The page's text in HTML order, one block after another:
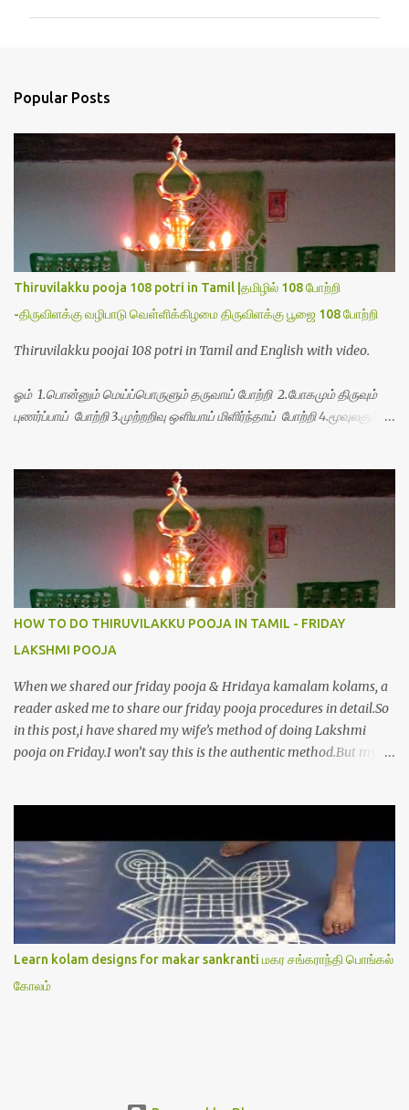
s
Popular Posts
Thiruvilakku pooja 108 potri in Tamil |தமிழில் 108 போற்றி
-திருவிளக்கு வழிபாடு வெள்ளிக்கிழமை திருவிளக்கு பூஜை 108 போற்றி
Thiruvilakku poojai 108 potri in Tamil and English with video.
ஓம் 1.பொன்னும் மெய்ப்பொருளும் தருவாய் போற்றி 2.போகமும் திருவும்
புணர்ப்பாய் போற்றி 3.முற்றறிவு ஒளியாய் மிளிர்ந்தாய் போற்றி 4.மூவுலகும்
8.பிறர்வயமாகா பெரியோய் போற்றி 9.பேரின்பப் பெருக்காய் பொலிந்தாய்
போற்றி 10.பேரருட்கடலாம் பேரரு...
HOW TO DO THIRUVILAKKU POOJA IN TAMIL - FRIDAY
LAKSHMI POOJA
When we shared our friday pooja & Hridaya kamalam kolams, a
reader asked me to share our friday pooja procedures in detail.So
in this post,i have shared my wife’s method of doing Lakshmi
pooja on Friday.I won’t say this is the authentic method.But my
Lakshmi poojai with Thiruvilakku poojai
kolam,Hridayakamalam kolam and thiruvilakku pooja
stotram/slokas along with 108 potri in tamil. i.e Archanai slokam
in Tamil.I have tried my best to explain the pooja procedures.Hope
u will find it helpful.I have attached all the sloka pictures from our
book “ Jayamangala sthothram”. I have also typed the Shodasha
upachara pooja sthothram in Tamil & English. If u want to use
this pictures in your website,please ask our permission.Thanks for
Learn kolam designs for makar sankranti மகர சங்கராந்தி பொங்கல்
கோலம்